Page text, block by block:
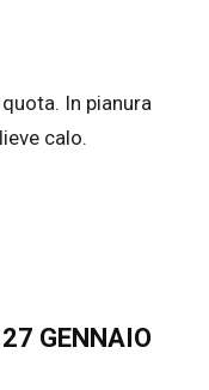
In pianura
calo.
GENNAIO